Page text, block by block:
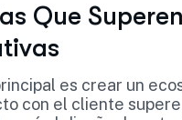
Que Superen
es crear un
con el cliente